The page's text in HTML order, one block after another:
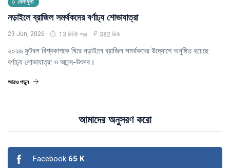
খেলাধুলা
নড়াইলে ব্রাজিল সমর্থকদের বর্ণাঢ্য শোভাযাত্রা
23 Jun, 2026 13 মিনিট পড়া 382 ভিউ
২০২৬ ফুটবল বিশ্বকাপকে ঘিরে নড়াইলে ব্রাজিল সমর্থকদের উদ্যোগে অনুষ্ঠিত হয়েছে
বর্ণাঢ্য শোভাযাত্রা ও আনন্দ-উৎসব।
আরও পড়ুন
আমাদের অনুসরণ করো
Facebook 65 K